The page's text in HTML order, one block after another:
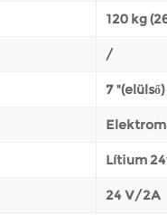
120 kg
/
7
Lítium
24 V/2A